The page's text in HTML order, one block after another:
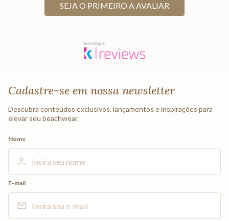
SEJA O PRIMEIRO A AVALIAR
Cadastre-se em nossa newsletter
Descubra conteúdos exclusivos, lançamentos e inspirações para
elevar seu beachwear.
Nome
E-mail